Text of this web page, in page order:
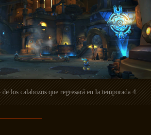
los calabozos que regresará en la temporada 4